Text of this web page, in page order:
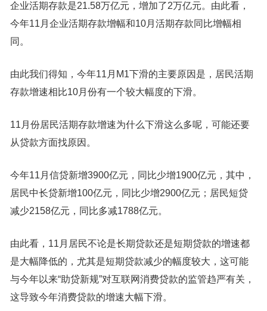
企业活期存款是21.58万亿元，增加了2万亿元。由此看，
今年11月企业活期存款增幅和10月活期存款同比增幅相
同。
由此我们得知，今年11月M1下滑的主要原因是，居民活期
存款增速相比10月份有一个较大幅度的下滑。
11月份居民活期存款增速为什么下滑这么多呢，可能还要
从贷款方面找原因。
今年11月信贷新增3900亿元，同比少增1900亿元，其中，
居民中长贷新增100亿元，同比少增2900亿元；居民短贷
减少2158亿元，同比多减1788亿元。
由此看，11月居民不论是长期贷款还是短期贷款的增速都
是大幅降低的，尤其是短期贷款减少的幅度较大，这可能
与今年以来“助贷新规”对互联网消费贷款的监管趋严有关，
这导致今年消费贷款的增速大幅下滑。